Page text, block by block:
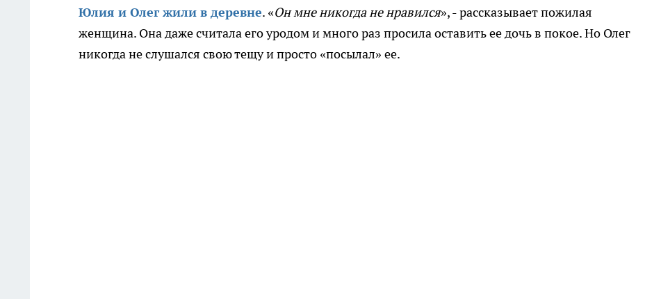
Юлия и Олег жили в деревне. «Он мне никогда не нравился», - рассказывает пожилая
женщина. Она даже считала его уродом и много раз просила оставить ее дочь в покое. Но Олег
никогда не слушался свою тещу и просто «посылал» ее.